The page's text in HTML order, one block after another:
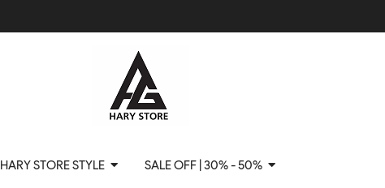
HARY STORE STYLE SALE OFF | 30% - 50%